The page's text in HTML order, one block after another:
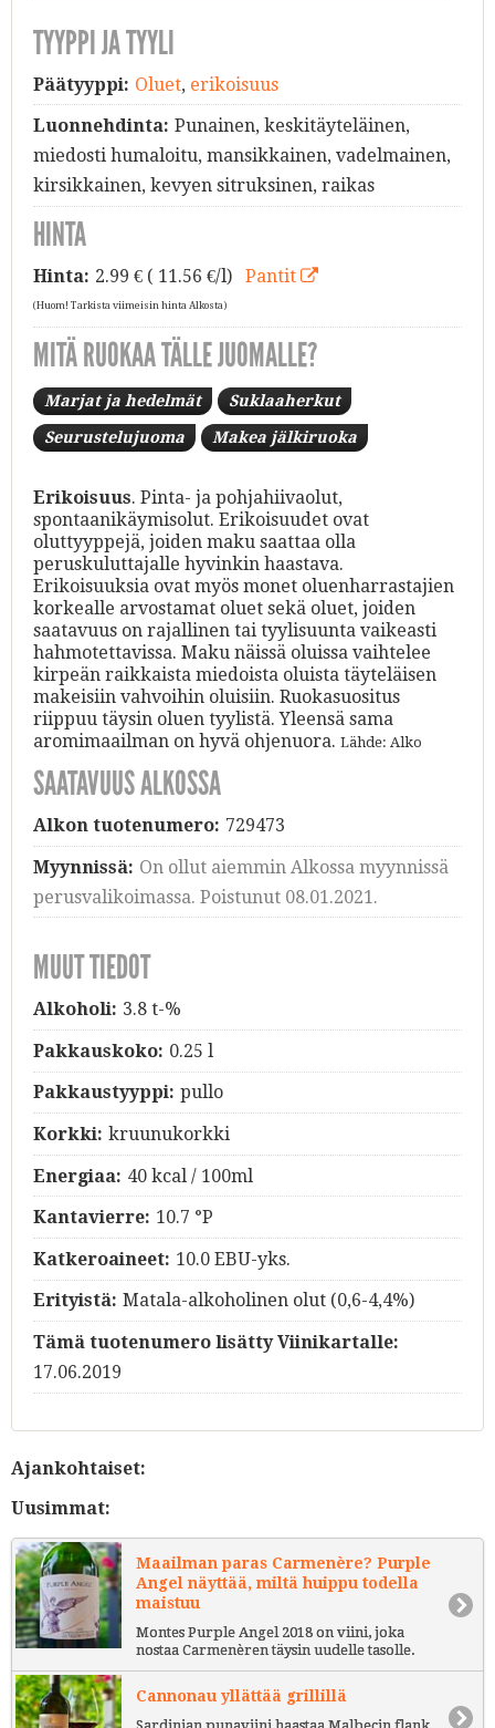
TYYPPI JA TYYLI
Päätyyppi: Oluet, erikoisuus
Luonnehdinta: Punainen, keskitäyteläinen,
miedosti humaloitu, mansikkainen, vadelmainen,
kirsikkainen, kevyen sitruksinen, raikas
HINTA
Hinta: 2.99 € ( 11.56 €/l) Pantit
(Huom! Tarkista viimeisin hinta Alkosta)
MITÄ RUOKAA TÄLLE JUOMALLE?
Marjat ja hedelmät Suklaaherkut
Seurustelujuoma Makea jälkiruoka
Erikoisuus. Pinta- ja pohjahiivaolut,
spontaanikäymisolut. Erikoisuudet ovat
oluttyyppejä, joiden maku saattaa olla
peruskuluttajalle hyvinkin haastava.
Erikoisuuksia ovat myös monet oluenharrastajien
korkealle arvostamat oluet sekä oluet, joiden
saatavuus on rajallinen tai tyylisuunta vaikeasti
hahmotettavissa. Maku näissä oluissa vaihtelee
kirpeän raikkaista miedoista oluista täyteläisen
makeisiin vahvoihin oluisiin. Ruokasuositus
riippuu täysin oluen tyylistä. Yleensä sama
aromimaailman on hyvä ohjenuora. Lähde: Alko
SAATAVUUS ALKOSSA
Alkon tuotenumero: 729473
Myynnissä: On ollut aiemmin Alkossa myynnissä
perusvalikoimassa. Poistunut 08.01.2021.
MUUT TIEDOT
Alkoholi: 3.8 t-%
Pakkauskoko: 0.25 l
Pakkaustyyppi: pullo
Korkki: kruunukorkki
Energiaa: 40 kcal / 100ml
Kantavierre: 10.7 °P
Katkeroaineet: 10.0 EBU-yks.
Erityistä: Matala-alkoholinen olut (0,6-4,4%)
Tämä tuotenumero lisätty Viinikartalle:
17.06.2019
Ajankohtaiset:
Uusimmat:
Maailman paras Carmenère? Purple
Angel näyttää, miltä huippu todella
maistuu
Montes Purple Angel 2018 on viini, joka
nostaa Carmenèren täysin uudelle tasolle.
Cannonau yllättää grillillä